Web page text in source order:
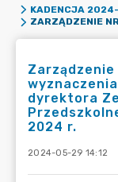
KADENCJA
Zarządzenie
dyrektora
2024 r.
2024-05-29 14:12